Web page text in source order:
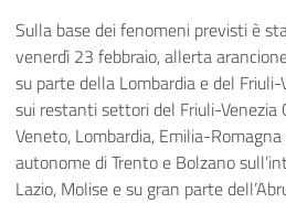
Sulla base dei fenomeni previsti è
venerdì 23 febbraio, allerta
su parte della Lombardia e del
sui restanti settori del Friuli-Venezia
Veneto, Lombardia, Emilia-
autonome di Trento e Bolzano
Lazio, Molise e su gran parte